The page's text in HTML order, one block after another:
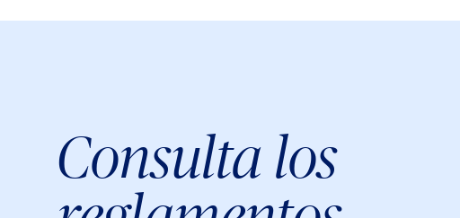
Consulta los